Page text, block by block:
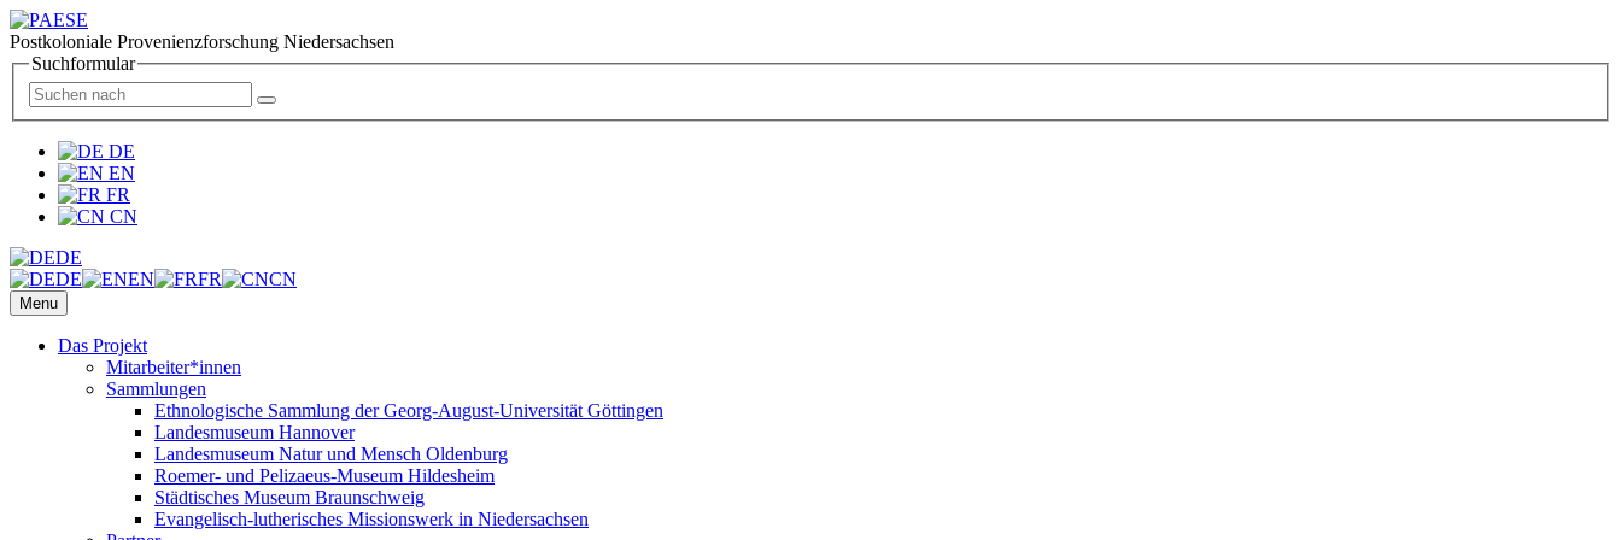
Postkoloniale Provenienzforschung Niedersachsen
Suchformular
DE
EN
FR
CN
DE
DE
EN FR CN
Menu
Das Projekt
Mitarbeiter*innen
Sammlungen
Ethnologische Sammlung der Georg-August-Universität Göttingen
Landesmuseum Hannover
Landesmuseum Natur und Mensch Oldenburg
Roemer- und Pelizaeus-Museum Hildesheim
Städtisches Museum Braunschweig
Evangelisch-lutherisches Missionswerk in Niedersachsen